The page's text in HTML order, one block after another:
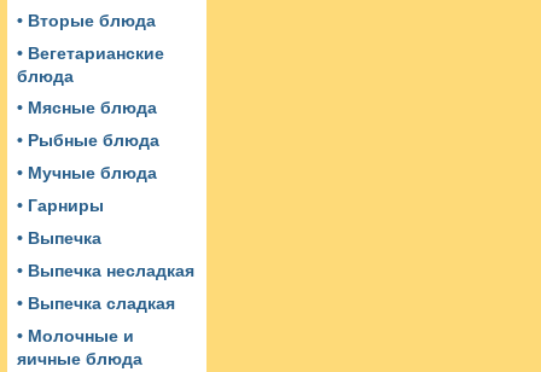
• Вторые блюда
• Вегетарианские
блюда
• Мясные блюда
• Рыбные блюда
• Мучные блюда
• Гарниры
• Выпечка
• Выпечка несладкая
• Выпечка сладкая
• Молочные и
яичные блюда